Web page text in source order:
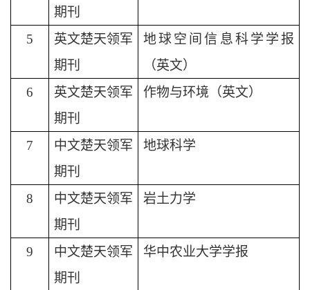
期刊
5
英文楚天领军
期刊
地球空间信息科学学报
（英文）
6
英文楚天领军
期刊
作物与环境（英文）
7
中文楚天领军
期刊
地球科学
8
中文楚天领军
期刊
岩土力学
9
中文楚天领军
期刊
华中农业大学学报